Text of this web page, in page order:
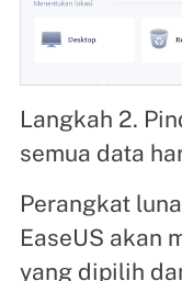
Langkah 2.
semua data
Perangkat
EaseUS akan
yang dipilih